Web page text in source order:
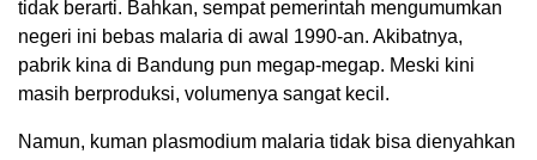
tidak berarti. Bahkan, sempat pemerintah mengumumkan
negeri ini bebas malaria di awal 1990-an. Akibatnya,
pabrik kina di Bandung pun megap-megap. Meski kini
masih berproduksi, volumenya sangat kecil.
Namun, kuman plasmodium malaria tidak bisa dienyahkan